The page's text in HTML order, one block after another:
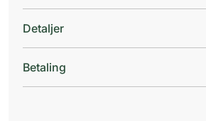
Detaljer
Betaling